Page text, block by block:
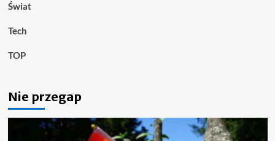
Świat
Tech
TOP
Nie przegap